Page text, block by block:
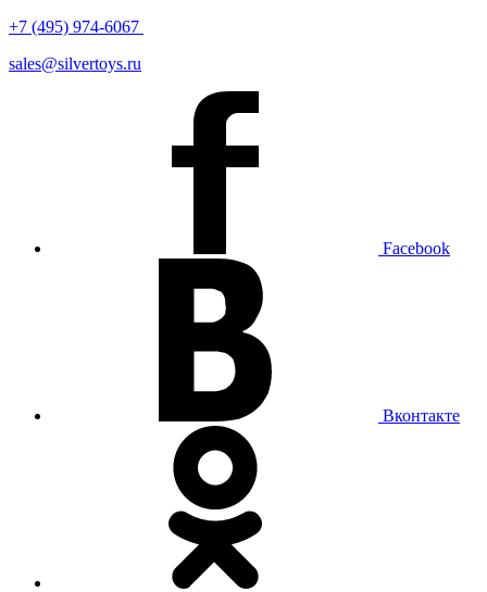
+7 (495) 974-6067
sales@silvertoys.ru
Facebook
Вконтакте